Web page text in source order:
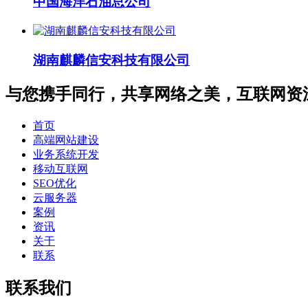
湖南麒麟信安科技有限公司
与您携手同行，共享网络之美，互联网资
首页
高端网站建设
业务系统开发
移动互联网
SEO优化
云服务器
案例
资讯
关于
联系
联系我们